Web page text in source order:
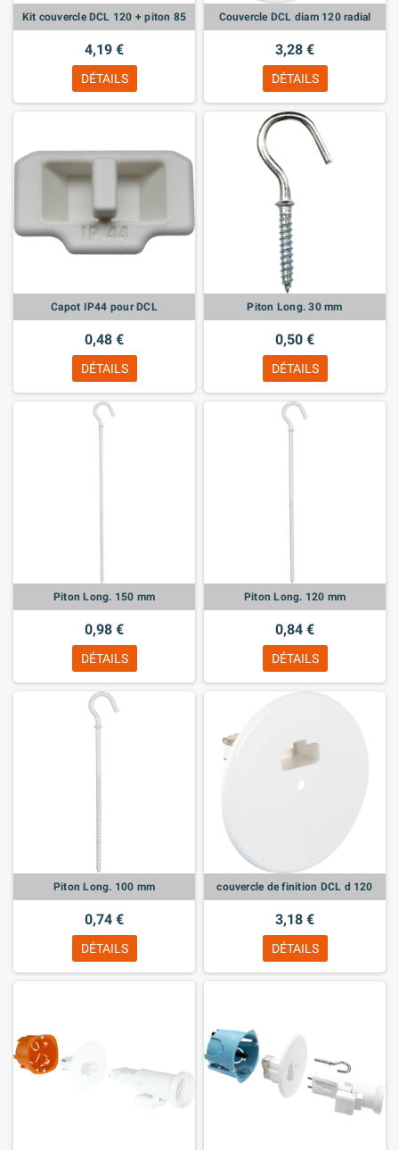
Kit couvercle DCL 120 + piton 85
4,19 €
DÉTAILS
Couvercle DCL diam 120 radial
3,28 €
DÉTAILS
Capot IP44 pour DCL
0,48 €
DÉTAILS
Piton Long. 30 mm
0,50 €
DÉTAILS
Piton Long. 150 mm
0,98 €
DÉTAILS
Piton Long. 120 mm
0,84 €
DÉTAILS
Piton Long. 100 mm
0,74 €
DÉTAILS
couvercle de finition DCL d 120
3,18 €
DÉTAILS